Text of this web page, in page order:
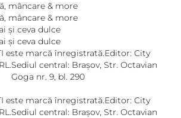
mâncare & more
mâncare & more
și ceva dulce
și ceva dulce
este marcă înregistrată.Editor: City
central: Brașov, Str. Octavian
Goga nr. 9, bl. 290
este marcă înregistrată.Editor: City
central: Brașov, Str. Octavian